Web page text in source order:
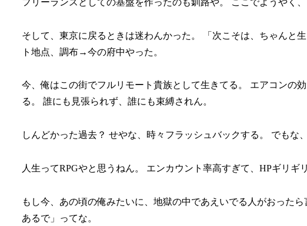
そして、東京に戻るときは迷わんかった。 「次こそは、ちゃんと
ト地点、調布→今の府中やった。
今、俺はこの街でフルリモート貴族として生きてる。 エアコンの
る。 誰にも見張られず、誰にも束縛されん。
しんどかった過去？ せやな、時々フラッシュバックする。 でもな
人生ってRPGやと思うねん。 エンカウント率高すぎて、HPギリギ
もし今、あの頃の俺みたいに、地獄の中であえいでる人がおった
あるで」ってな。